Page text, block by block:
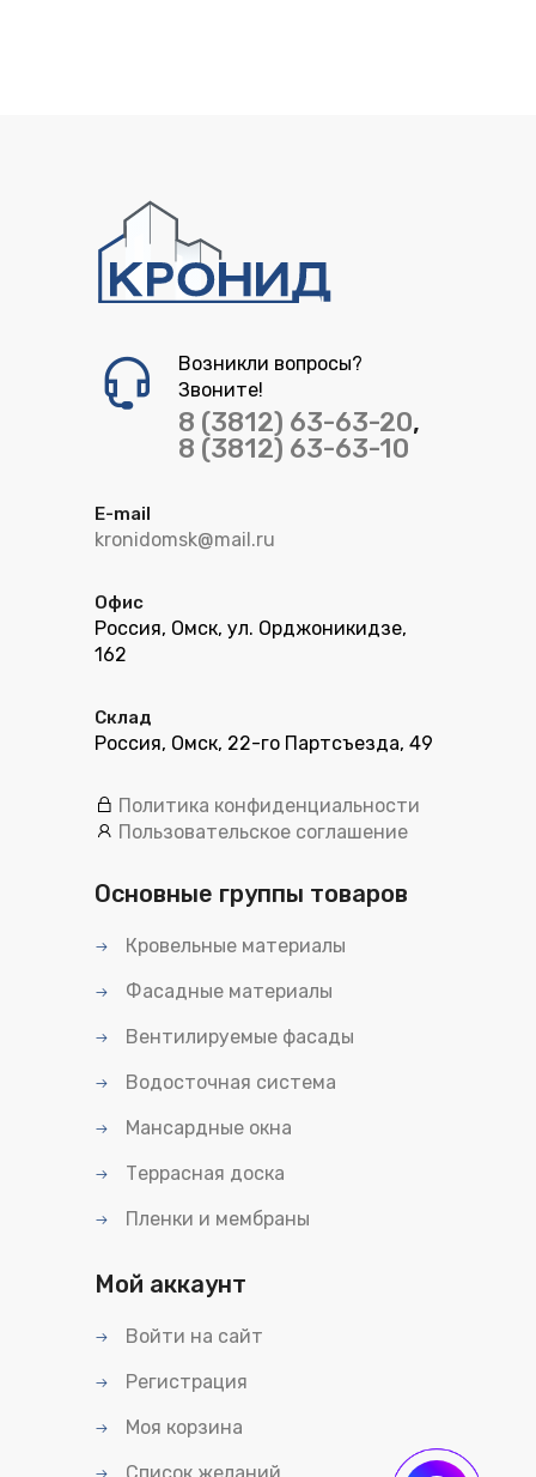
Возникли вопросы?
Звоните!
8 (3812) 63-63-20,
8 (3812) 63-63-10
E-mail
kronidomsk@mail.ru
Офис
Россия, Омск, ул. Орджоникидзе,
162
Склад
Россия, Омск, 22-го Партсъезда, 49
Политика конфиденциальности
Пользовательское соглашение
Основные группы товаров
Кровельные материалы
Фасадные материалы
Вентилируемые фасады
Водосточная система
Мансардные окна
Террасная доска
Пленки и мембраны
Мой аккаунт
Войти на сайт
Регистрация
Моя корзина